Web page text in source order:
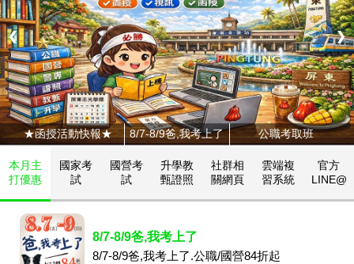
❮ ❯
★函授活動快報★ 8/7-8/9爸,我考上了 公職考取班
本月主
打優惠
國家考
試
國營考
試
升學教
甄證照
社群相
關網頁
雲端複
習系統
官方
LINE@
8/7-8/9爸,我考上了
8/7-8/9爸,我考上了.公職/國營84折起